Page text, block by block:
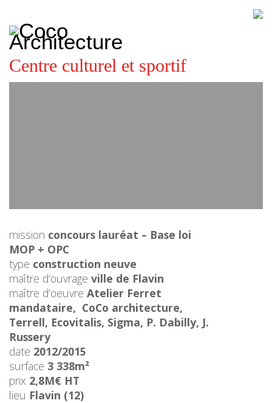
Architecture
architecture,
urbanisme,
etc.
Centre culturel et sportif
mission concours lauréat – Base loi
MOP + OPC
type construction neuve
maître d’ouvrage ville de Flavin
maître d’oeuvre Atelier Ferret
mandataire, CoCo architecture,
Terrell, Ecovitalis, Sigma, P. Dabilly, J.
Russery
date 2012/2015
surface 3 338m²
prix 2,8M€ HT
lieu Flavin (12)